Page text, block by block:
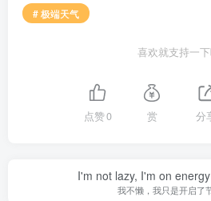
# 极端天气
喜欢就支持一
点赞0 赏 分
I'm not lazy, I'm on
我不懒，我只是开启了